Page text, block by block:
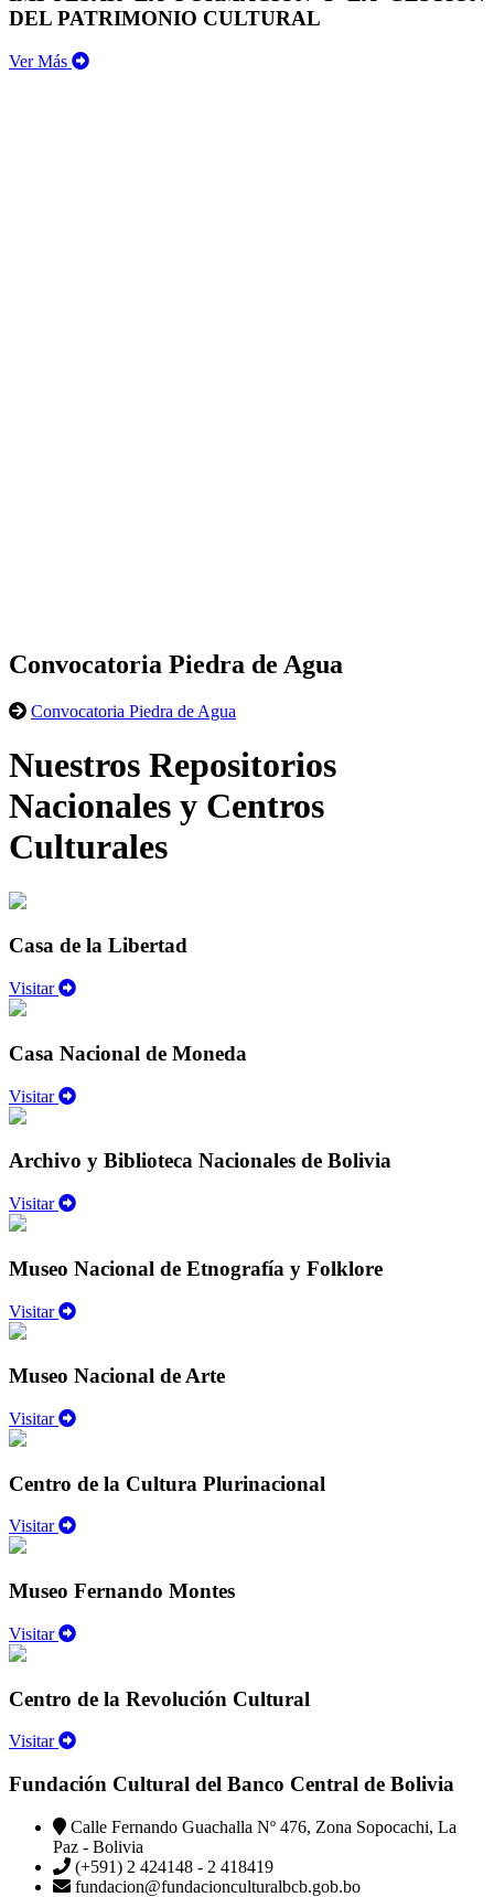
DEL PATRIMONIO CULTURAL
Ver Más
Convocatoria Piedra de Agua
Convocatoria Piedra de Agua
Nuestros Repositorios
Nacionales y Centros
Culturales
Casa de la Libertad
Visitar
Casa Nacional de Moneda
Visitar
Archivo y Biblioteca Nacionales de Bolivia
Visitar
Museo Nacional de Etnografía y Folklore
Visitar
Museo Nacional de Arte
Visitar
Centro de la Cultura Plurinacional
Visitar
Museo Fernando Montes
Visitar
Centro de la Revolución Cultural
Visitar
Fundación Cultural del Banco Central de Bolivia
Calle Fernando Guachalla Nº 476, Zona Sopocachi, La
Paz - Bolivia
(+591) 2 424148 - 2 418419
fundacion@fundacionculturalbcb.gob.bo